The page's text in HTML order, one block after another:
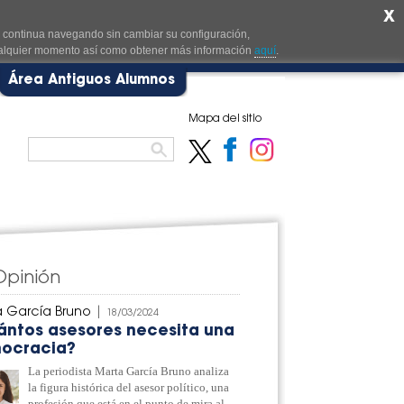
X
navegando sin cambiar su configuración,
momento así como obtener más informaciónaquí.
Área Antiguos Alumnos
Mapa del sitio
García Bruno 18/03/2024
asesores necesita una
La periodista Marta García Bruno analiza
la figura histórica del asesor político, una